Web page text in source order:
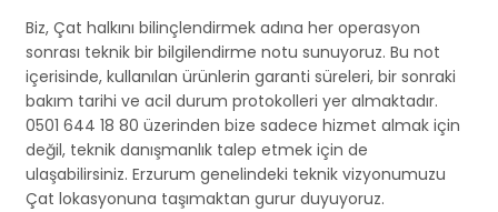
Biz, Çat halkını bilinçlendirmek adına her operasyon
sonrası teknik bir bilgilendirme notu sunuyoruz. Bu not
içerisinde, kullanılan ürünlerin garanti süreleri, bir sonraki
bakım tarihi ve acil durum protokolleri yer almaktadır.
0501 644 18 80 üzerinden bize sadece hizmet almak için
değil, teknik danışmanlık talep etmek için de
ulaşabilirsiniz. Erzurum genelindeki teknik vizyonumuzu
Çat lokasyonuna taşımaktan gurur duyuyoruz.